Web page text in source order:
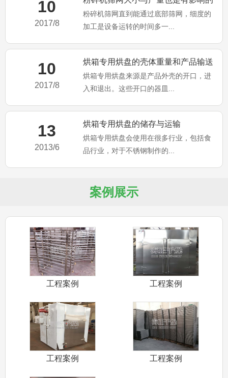
10
2017/8
粉碎机筛网直到能通过底部筛网，细度的
加工是设备运转的时间多一...
10
2017/8
烘箱专用烘盘的壳体重量和产品输送
系统
烘箱专用烘盘来源是产品外壳的开口，进
入和退出。这些开口的器皿...
13
2013/6
烘箱专用烘盘的储存与运输
烘箱专用烘盘会使用在很多行业，包括食
品行业，对于不锈钢制作的...
案例展示
工程案例 工程案例
工程案例 工程案例